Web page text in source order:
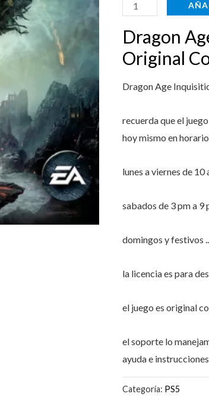
Entrega
Ya
cantidad
Dragon
Original
Dragon Age
recuerda que el
hoy mismo en
lunes a viernes de 10
sabados de 3 pm a 9
domingos y festivos
la licencia es para
el juego es original
el soporte lo
ayuda e
Categoría: PS5